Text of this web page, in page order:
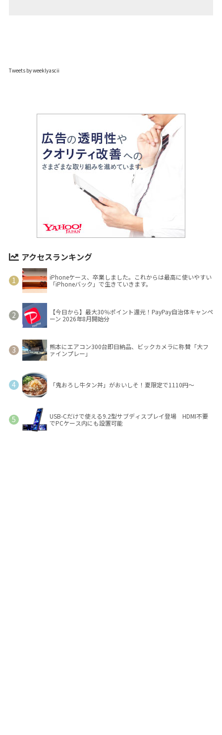
Tweets by weeklyascii
アクセスランキング
iPhoneケース、卒業しました。これからは最高に使いやすい
「iPhoneバック」で生きていきます。
【今日から】最大30％ポイント還元！PayPay自治体キャンペ
ーン 2026年8月開始分
熊本にエアコン300台即日納品、ビックカメラに称賛「大フ
ァインプレー」
「鬼おろし牛タン丼」がおいしそ！夏限定で1110円～
USB-Cだけで使える9.2型サブディスプレイ登場 HDMI不要
でPCケース内にも設置可能